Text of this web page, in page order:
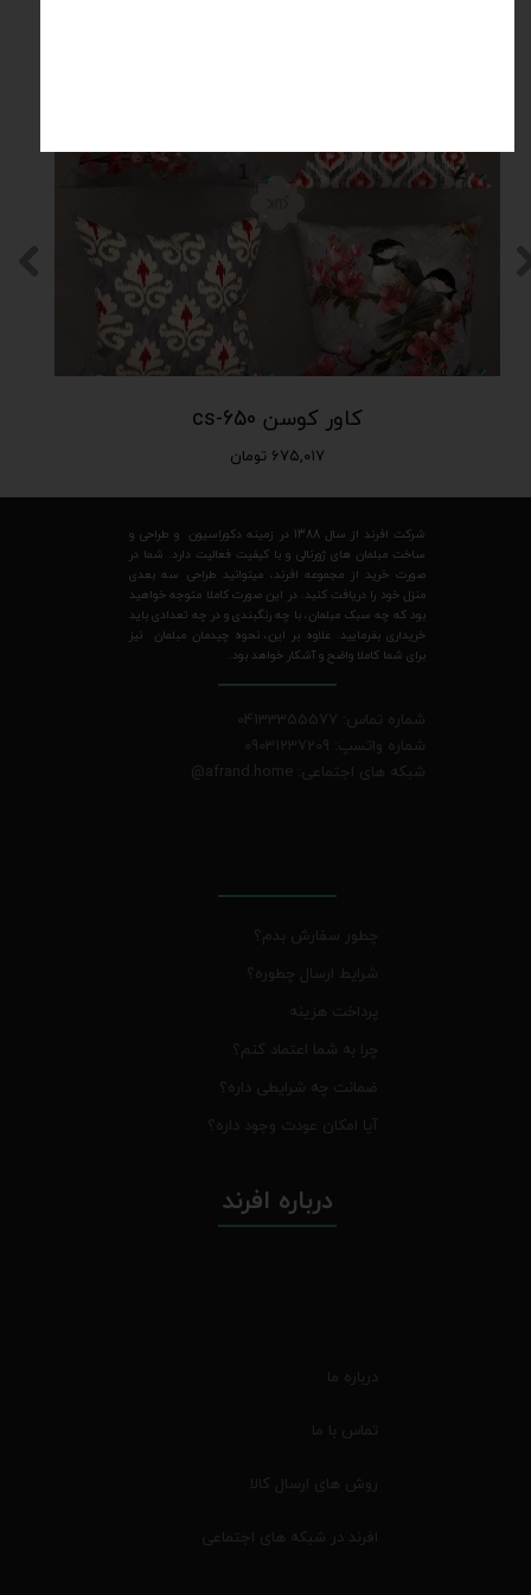
کاور کوسن cs-650
۶۷۵,۰۱۷ تومان
شرکت افرند از سال 1388 در زمینه دکوراسیون و طراحی و
ساخت مبلمان های ژورنالی و با کیفیت فعالیت دارد. شما در
صورت خرید از مجموعه افرند، میتوانید طراحی سه بعدی
منزل خود را دریافت کنید. در این صورت کاملا متوجه خواهید
بود که چه سبک مبلمان، با چه رنگبندی و در چه تعدادی باید
خریداری بفرمایید. علاوه بر این، نحوه چیدمان مبلمان نیز
برای شما کاملا واضح و آشکار خواهد بود.
شماره تماس: 04133355577
شماره واتسپ: 09031237209
شبکه های اجتماعی: afrand.home
@
چطور سفارش بدم؟
شرایط ارسال چطوره؟
پرداخت هزینه
چرا به شما اعتماد کنم؟
ضمانت چه شرایطی داره؟
آیا امکان عودت وجود داره؟
درباره افرند
درباره ما
تماس با ما
روش های ارسال کالا
افرند در شبکه های اجتماعی